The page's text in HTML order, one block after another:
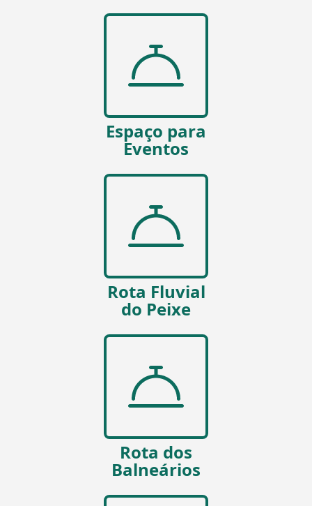
Espaço para
Eventos
Rota Fluvial
do Peixe
Rota dos
Balneários